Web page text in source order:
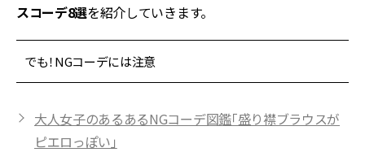
スコーデ8選を紹介していきます。
でも！NGコーデには注意
大人女子のあるあるNGコーデ図鑑「盛り襟ブラウスが
ピエロっぽい」